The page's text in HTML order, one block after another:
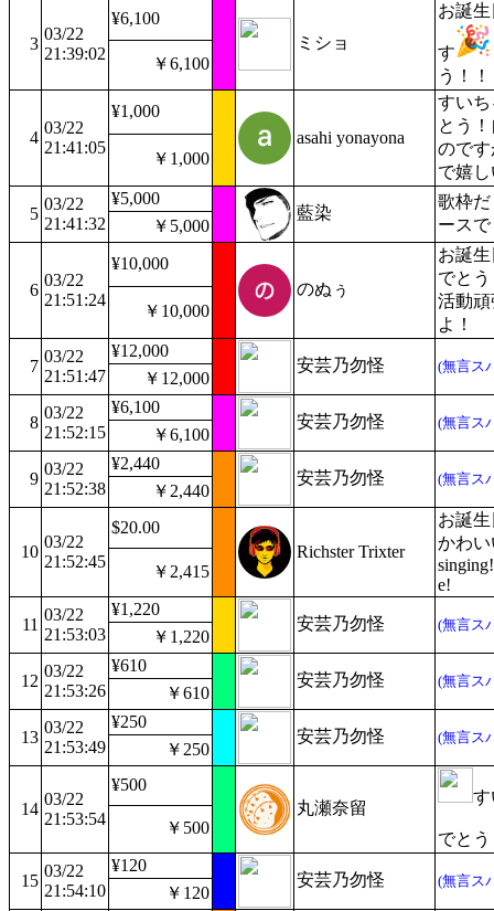
3
03/22
21:39:02
¥6,100
ミショ
お誕
す
う！！
￥6,100
4
03/22
21:41:05
¥1,000
asahi yonayona
すい
とう
ので
で嬉
￥1,000
5
03/22
21:41:32
¥5,000
藍染
歌枠
ース
￥5,000
6
03/22
21:51:24
¥10,000
のぬぅ
お誕
でと
活動
よ！
￥10,000
7
03/22
21:51:47
¥12,000
安芸乃勿怪 (無言ス
￥12,000
8
03/22
21:52:15
¥6,100
安芸乃勿怪 (無言ス
￥6,100
9
03/22
21:52:38
¥2,440
安芸乃勿怪 (無言ス
￥2,440
10
03/22
21:52:45
$20.00
Richster Trixter
お誕
かわい
e!
￥2,415
11
03/22
21:53:03
¥1,220
安芸乃勿怪 (無言ス
￥1,220
12
03/22
21:53:26
¥610
安芸乃勿怪 (無言ス
￥610
13
03/22
21:53:49
¥250
安芸乃勿怪 (無言ス
￥250
14
03/22
21:53:54
¥500
丸瀬奈留
す
でとう
￥500
15
03/22
21:54:10
¥120
安芸乃勿怪 (無言ス
￥120